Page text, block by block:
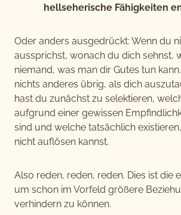
hellseherische Fähigkeiten
Oder anders ausgedrückt: Wenn du
aussprichst, wonach du dich sehnst,
niemand, was man dir Gutes tun
nichts anderes übrig, als dich
hast du zunächst zu selektieren,
aufgrund einer gewissen
sind und welche tatsächlich
nicht auflösen kannst.
Also reden, reden, reden. Dies ist die
um schon im Vorfeld größere
verhindern zu können.